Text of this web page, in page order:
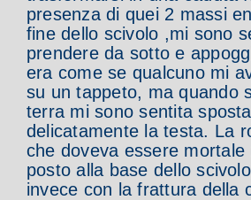
presenza di quei 2 massi
fine dello scivolo ,mi sono
prendere da sotto e
era come se qualcuno mi
su un tappeto, ma quando
terra mi sono sentita
delicatamente la testa. La
che doveva essere mortale
posto alla base dello
invece con la frattura della